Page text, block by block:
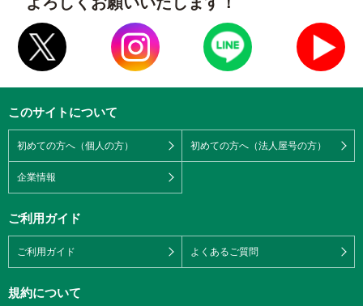
このサイトについて
初めての方へ（個人の方） 初めての方へ（法人屋号の方）
企業情報
ご利用ガイド
ご利用ガイド よくあるご質問
規約について